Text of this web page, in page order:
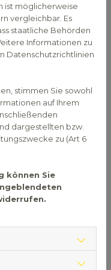
tritt meist
Beschwerden
wieder ab.
und bleibt oft
kann sie das
gibt es
ist möglicherweise
vergleichbar. Es
staatliche Behörden
Informationen zu
Datenschutzrichtlinien
stimmen Sie sowohl
auf Ihrem
dargestellten bzw.
zu (Art 6
können Sie